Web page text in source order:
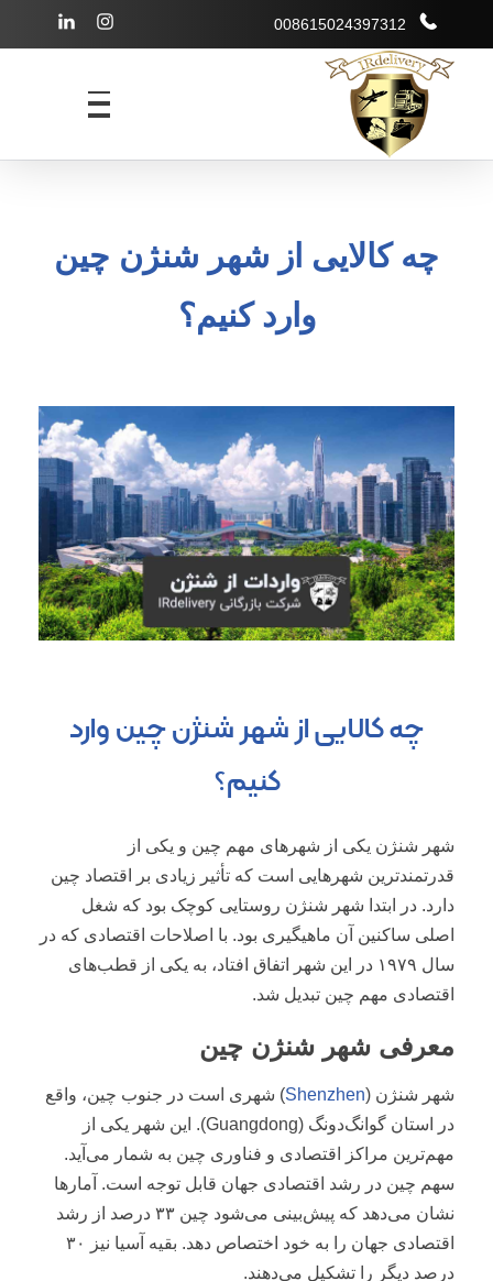
008615024397312
چه کالایی از شهر شنژن چین
وارد کنیم؟
چه کالایی از شهر شنژن چین وارد
کنیم؟
شهر شنژن یکی از شهر‌های مهم چین و یکی از
قدرتمندترین شهر‌هایی است که تأثیر زیادی بر اقتصاد چین
دارد. در ابتدا شهر شنژن روستایی کوچک بود که شغل
اصلی ساکنین آن ماهیگیری بود. با اصلاحات اقتصادی که در
سال ۱۹۷۹ در این شهر اتفاق افتاد، به یکی از قطب‌های
اقتصادی مهم چین تبدیل شد.
معرفی شهر شنژن چین
شهر شنژن (Shenzhen) شهری است در جنوب چین، واقع
در استان گوانگ‌دونگ (Guangdong). این شهر یکی از
مهم‌ترین مراکز اقتصادی و فناوری چین به شمار می‌آید.
سهم چین در رشد اقتصادی جهان قابل توجه است. آمار‌ها
نشان می‌دهد که پیش‌بینی می‌شود چین ۳۳ درصد از رشد
اقتصادی جهان را به خود اختصاص دهد. بقیه آسیا نیز ۳۰
درصد دیگر را تشکیل می‌دهند.